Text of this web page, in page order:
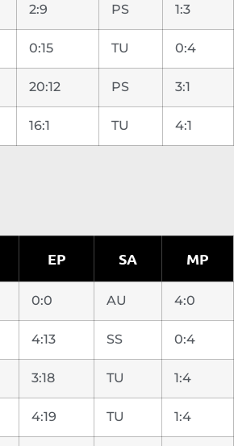
2:9 PS 1:3
0:15 TU 0:4
20:12 PS 3:1
16:1 TU 4:1
EP SA MP
0:0 AU 4:0
4:13 SS 0:4
3:18 TU 1:4
4:19 TU 1:4